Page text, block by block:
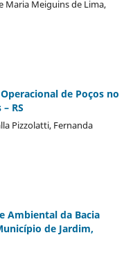
Maria Meiguins de Lima,
de Poços no
RS
Pizzolatti, Fernanda
Ambiental da Bacia
de Jardim,